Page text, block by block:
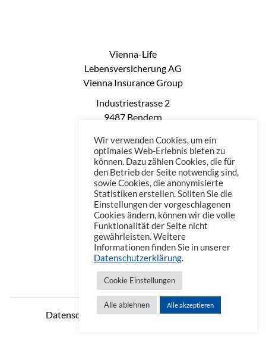
Vienna-Life
Lebensversicherung AG
Vienna Insurance Group
Industriestrasse 2
9487 Bendern
Phone: +423 235 0660
Telefax: +423 235 0669
Mail: office@vienna-life.li
Datenschutzerklärung Impressum
Wir verwenden Cookies, um ein
optimales Web-Erlebnis bieten zu
können. Dazu zählen Cookies, die für
den Betrieb der Seite notwendig sind,
sowie Cookies, die anonymisierte
Statistiken erstellen. Sollten Sie die
Einstellungen der vorgeschlagenen
Cookies ändern, können wir die volle
Funktionalität der Seite nicht
gewährleisten. Weitere
Informationen finden Sie in unserer
Datenschutzerklärung.
Cookie Einstellungen
Alle ablehnen Alle akzeptieren